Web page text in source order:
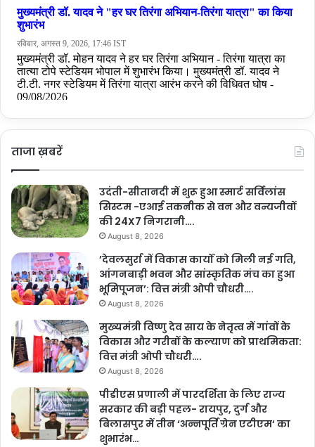
ताजा ख़बरें
उदंती-सीतानदी में शुरू हुआ स्मार्ट सर्विलांस
सिस्टम -एआई तकनीक से वन और वन्यजीवों
की 24X7 निगरानी….
August 8, 2026
’देवलसुर्रा में विकास कार्यों को मिली नई गति,
आंगनबाड़ी भवन और सांस्कृतिक मंच का हुआ
भूमिपूजन’: वित्त मंत्री ओपी चौधरी….
August 8, 2026
मुख्यमंत्री विष्णु देव साय के नेतृत्व में गांवों के
विकास और गरीबों के कल्याण को प्राथमिकता:
वित्त मंत्री ओपी चौधरी….
August 8, 2026
पीडीएस प्रणाली में पारदर्शिता के लिए राज्य
सरकार की बड़ी पहल- रायपुर, दुर्ग और
बिलासपुर में तीन ‘अन्नपूर्ति ग्रेन एटीएम‘ का
शुभारंभ…